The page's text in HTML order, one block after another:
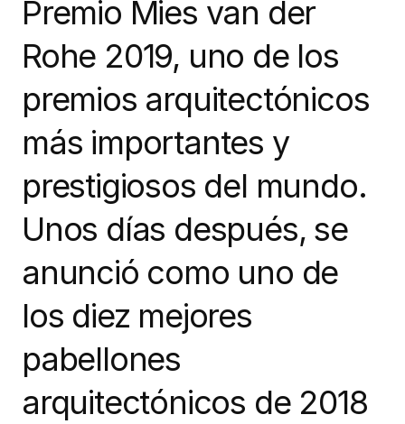
Premio Mies van der
Rohe 2019, uno de los
premios arquitectónicos
más importantes y
prestigiosos del mundo.
Unos días después, se
anunció como uno de
los diez mejores
pabellones
arquitectónicos de 2018